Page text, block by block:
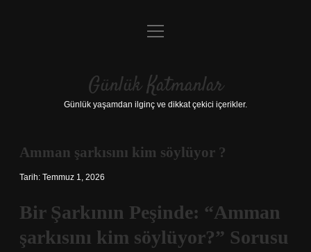
Anasayfa
Yasal Uyarı
menüyü
Günlük Katmanlar
Günlük yaşamdan ilginç ve dikkat çekici içerikler.
Amman şarkısını kim söylüyor ?
Tarih: Temmuz 1, 2026
Bir Şarkının Peşinde: “Amman
şarkısını kim söylüyor?” Sorusu